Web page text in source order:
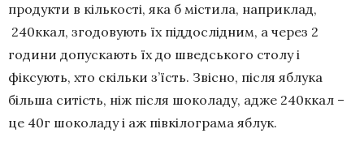
продукти в кількості, яка б містила, наприклад,
240ккал, згодовують їх піддослідним, а через 2
години допускають їх до шведського столу і
фіксують, хто скільки з’їсть. Звісно, після яблука
більша ситість, ніж після шоколаду, адже 240ккал –
це 40г шоколаду і аж півкілограма яблук.